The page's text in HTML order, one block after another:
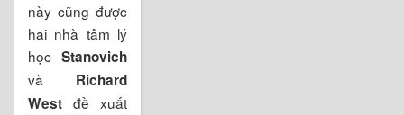
này cũng được
hai nhà tâm lý
họcStanovich
và Richard
West đề xuất